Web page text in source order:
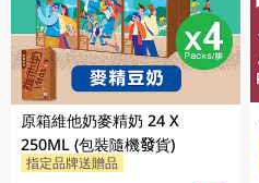
原箱維他奶麥精奶 24 X
250ML (包裝隨機發貨)
指定品牌送贈品